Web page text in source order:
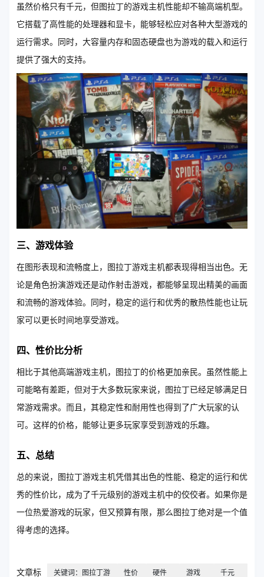
虽然价格只有千元，但图拉丁的游戏主机性能却不输高端机型。
它搭载了高性能的处理器和显卡，能够轻松应对各种大型游戏的
运行需求。同时，大容量内存和固态硬盘也为游戏的载入和运行
提供了强大的支持。
三、游戏体验
在图形表现和流畅度上，图拉丁游戏主机都表现得相当出色。无
论是角色扮演游戏还是动作射击游戏，都能够呈现出精美的画面
和流畅的游戏体验。同时，稳定的运行和优秀的散热性能也让玩
家可以更长时间地享受游戏。
四、性价比分析
相比于其他高端游戏主机，图拉丁的价格更加亲民。虽然性能上
可能略有差距，但对于大多数玩家来说，图拉丁已经足够满足日
常游戏需求。而且，其稳定性和耐用性也得到了广大玩家的认
可。这样的价格，能够让更多玩家享受到游戏的乐趣。
五、总结
总的来说，图拉丁游戏主机凭借其出色的性能、稳定的运行和优
秀的性价比，成为了千元级别的游戏主机中的佼佼者。如果你是
一位热爱游戏的玩家，但又预算有限，那么图拉丁绝对是一个值
得考虑的选择。
文章标 关键词：图拉丁游 性价 硬件 游戏 千元